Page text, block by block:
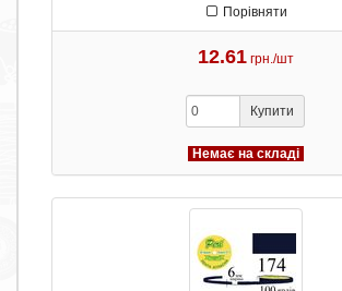
Порівняти
12.61 грн./шт
Купити
Немає на складі